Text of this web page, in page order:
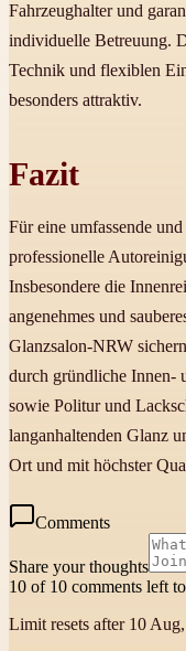
Fahrzeughalter und
individuelle Betreuung.
Technik und flexiblen
besonders attraktiv.
Fazit
Für eine umfassende
professionelle
Insbesondere die
angenehmes und
Glanzsalon-NRW
durch gründliche Innen-
sowie Politur und
langanhaltenden Glanz
Ort und mit höchster
Comments
Share your thoughts
10 of 10 comments left
Limit resets after 10